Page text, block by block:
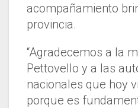
acompañamiento
provincia.
“Agradecemos a la
Pettovello y a las
nacionales que hoy
porque es